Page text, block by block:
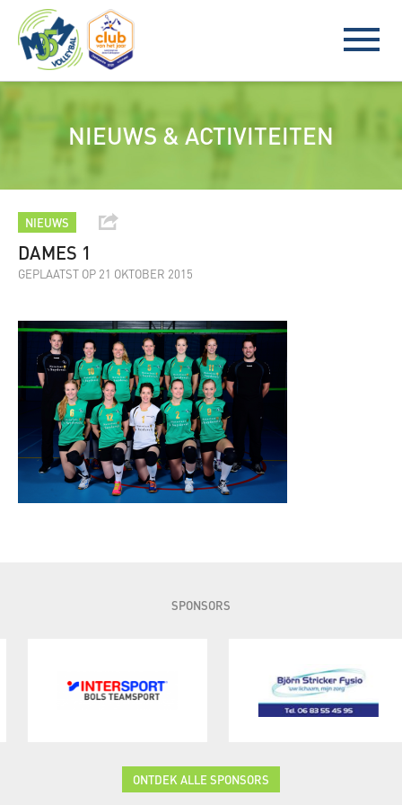
NIEUWS & ACTIVITEITEN
NIEUWS
DAMES 1
GEPLAATST OP 21 OKTOBER 2015
SPONSORS
ONTDEK ALLE SPONSORS